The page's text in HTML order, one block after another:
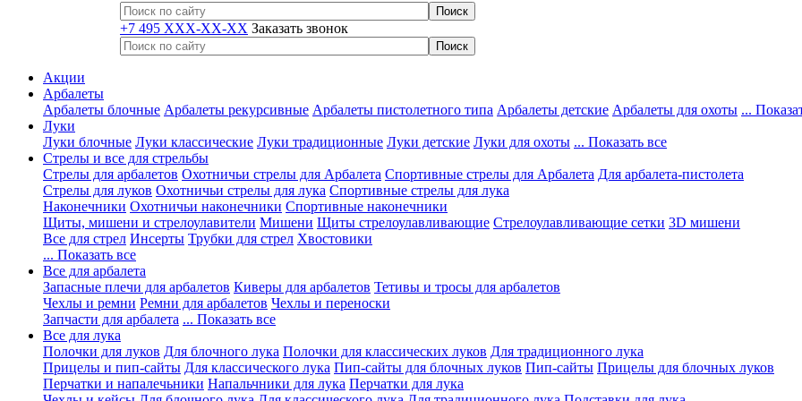
+7 495 XXX-XX-XX Заказать звонок
Акции
Арбалеты
Арбалеты блочные Арбалеты рекурсивные Арбалеты пистолетного типа Арбалеты детские Арбалеты для охоты ...
Луки
Луки блочные Луки классические Луки традиционные Луки детские Луки для охоты ... Показать все
Стрелы и все для стрельбы
Стрелы для арбалетов Охотничьи стрелы для Арбалета Спортивные стрелы для Арбалета Для арбалета-пистолета
Стрелы для луков Охотничьи стрелы для лука Спортивные стрелы для лука
Наконечники Охотничьи наконечники Спортивные наконечники
Щиты, мишени и стрелоулавители Мишени Щиты стрелоулавливающие Стрелоулавливающие сетки 3D мишени
Все для стрел Инсерты Трубки для стрел Хвостовики
... Показать все
Все для арбалета
Запасные плечи для арбалетов Киверы для арбалетов Тетивы и тросы для арбалетов
Чехлы и ремни Ремни для арбалетов Чехлы и переноски
Запчасти для арбалета ... Показать все
Все для лука
Полочки для луков Для блочного лука Полочки для классических луков Для традиционного лука
Прицелы и пип-сайты Для классического лука Пип-сайты для блочных луков Пип-сайты Прицелы для блочных луков
Перчатки и напалечьники Напальчники для лука Перчатки для лука